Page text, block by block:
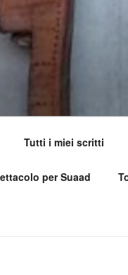
Tutti i miei scritti
per Suaad